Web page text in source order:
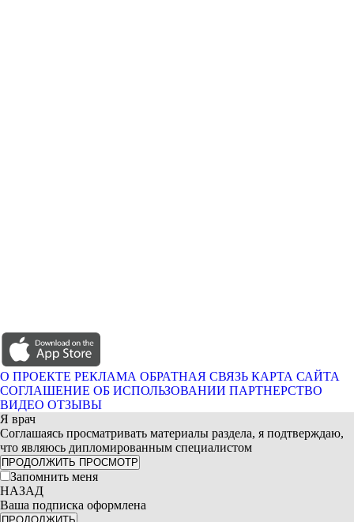
О ПРОЕКТЕ РЕКЛАМА ОБРАТНАЯ СВЯЗЬ КАРТА САЙТА
СОГЛАШЕНИЕ ОБ ИСПОЛЬЗОВАНИИ ПАРТНЕРСТВО
ВИДЕО ОТЗЫВЫ
Я врач
Соглашаясь просматривать материалы раздела, я подтверждаю,
что являюсь дипломированным специалистом
ПРОДОЛЖИТЬ ПРОСМОТР
Запомнить меня
НАЗАД
Ваша подписка оформлена